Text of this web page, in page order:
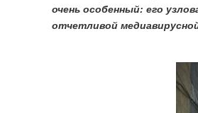
очень особенный: его
отчетливой